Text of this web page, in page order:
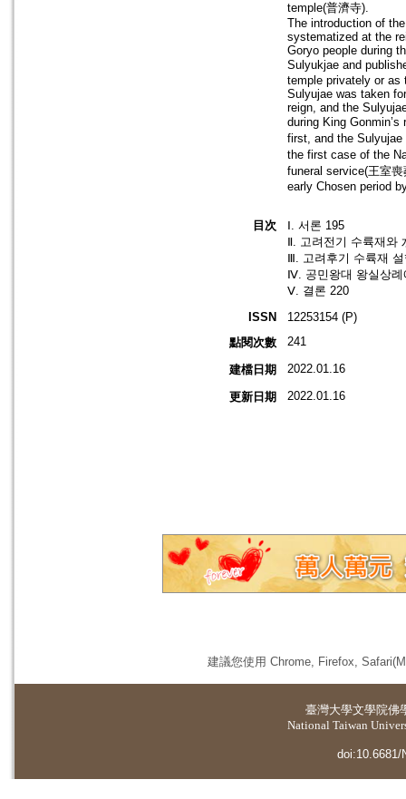
temple(普濟寺).
The introduction of
systematized at the
Goryo people during
Sulyukjae and
temple privately or as
Sulyujae was taken
reign, and the
during King
first, and the Sulyujae
the first case of the
funeral service(王室
early Chosen period
目次
Ⅰ. 서론 195
Ⅱ. 고려전기 수륙재와
Ⅲ. 고려후기 수륙재
Ⅳ. 공민왕대 왕실상례
Ⅴ. 결론 220
ISSN
12253154 (P)
點閱次數
241
建檔日期 2022.01.16
更新日期 2022.01.16
建議您使用 Chrome, Firefox,
臺灣大學文學院佛
National Taiwan
doi:10.6681/